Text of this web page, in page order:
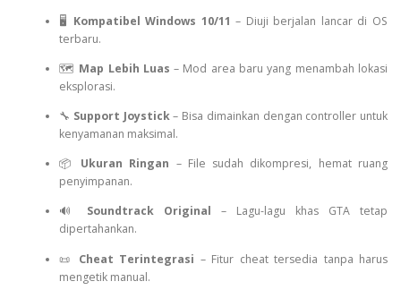
🖥️ Kompatibel Windows 10/11 – Diuji berjalan lancar di OS
terbaru.
🗺️ Map Lebih Luas – Mod area baru yang menambah lokasi
eksplorasi.
🔧 Support Joystick– Bisa dimainkan dengan controller untuk
kenyamanan maksimal.
📦 Ukuran Ringan – File sudah dikompresi, hemat ruang
penyimpanan.
🔊 Soundtrack Original – Lagu-lagu khas GTA tetap
dipertahankan.
📜 Cheat Terintegrasi – Fitur cheat tersedia tanpa harus
mengetik manual.